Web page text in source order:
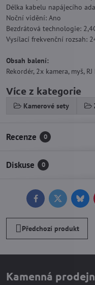
Délka kabelu napájecího
Noční vidění: Ano
Bezdrátová technologie:
Vysílací frekvenční rozsah:
Obsah balení:
Rekordér, 2x kamera, myš,
Více z kategorie
Kamerové sety
Recenze 0
Diskuse 0
FacebookTwitter
Předchozí produkt
Kamenná